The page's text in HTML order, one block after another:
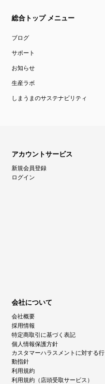
総合トップ メニュー
ブログ
サポート
お知らせ
生産ラボ
しまうまのサステナビリティ
アカウントサービス
新規会員登録
ログイン
会社について
会社概要
採用情報
特定商取引に基づく表記
個人情報保護方針
カスタマーハラスメントに対する行
動指針
利用規約
利用規約（店頭受取サービス）